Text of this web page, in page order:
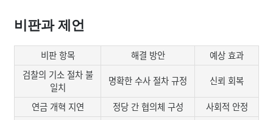
비판과 제언
비판 항목 해결 방안
예상 효과
검찰의 기소 절차 불
일치
명확한 수사 절차 규정 신뢰 회복
연금 개혁 지연 정당 간 협의체 구성
사회적 안정